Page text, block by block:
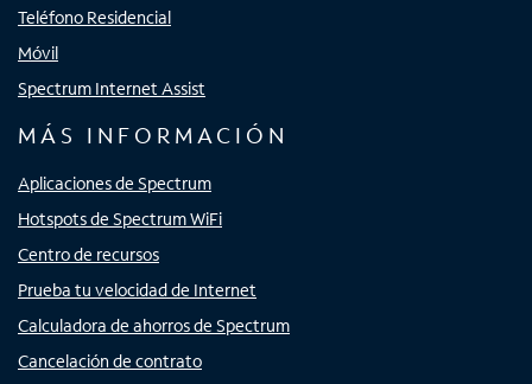
Teléfono Residencial
Móvil
Spectrum Internet Assist
MÁS INFORMACIÓN
Aplicaciones de Spectrum
Hotspots de Spectrum WiFi
Centro de recursos
Prueba tu velocidad de Internet
Calculadora de ahorros de Spectrum
Cancelación de contrato